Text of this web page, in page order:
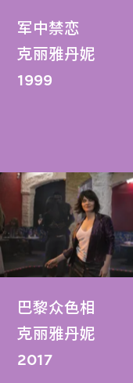
军中禁恋
克丽雅丹妮
1999
巴黎众色相
克丽雅丹妮
2017